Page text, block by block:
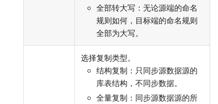
全部转大写：无论源端的命名
规则如何，目标端的命名规则
全部为大写。
选择复制类型。
结构复制：只同步源数据源的
库表结构，不同步数据。
全量复制：同步源数据源的所